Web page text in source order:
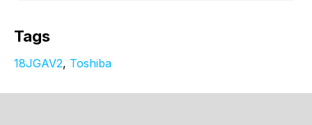
Tags
18JGAV2, Toshiba